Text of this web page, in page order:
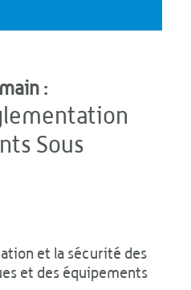
:
Sous
et la sécurité des
et des équipements